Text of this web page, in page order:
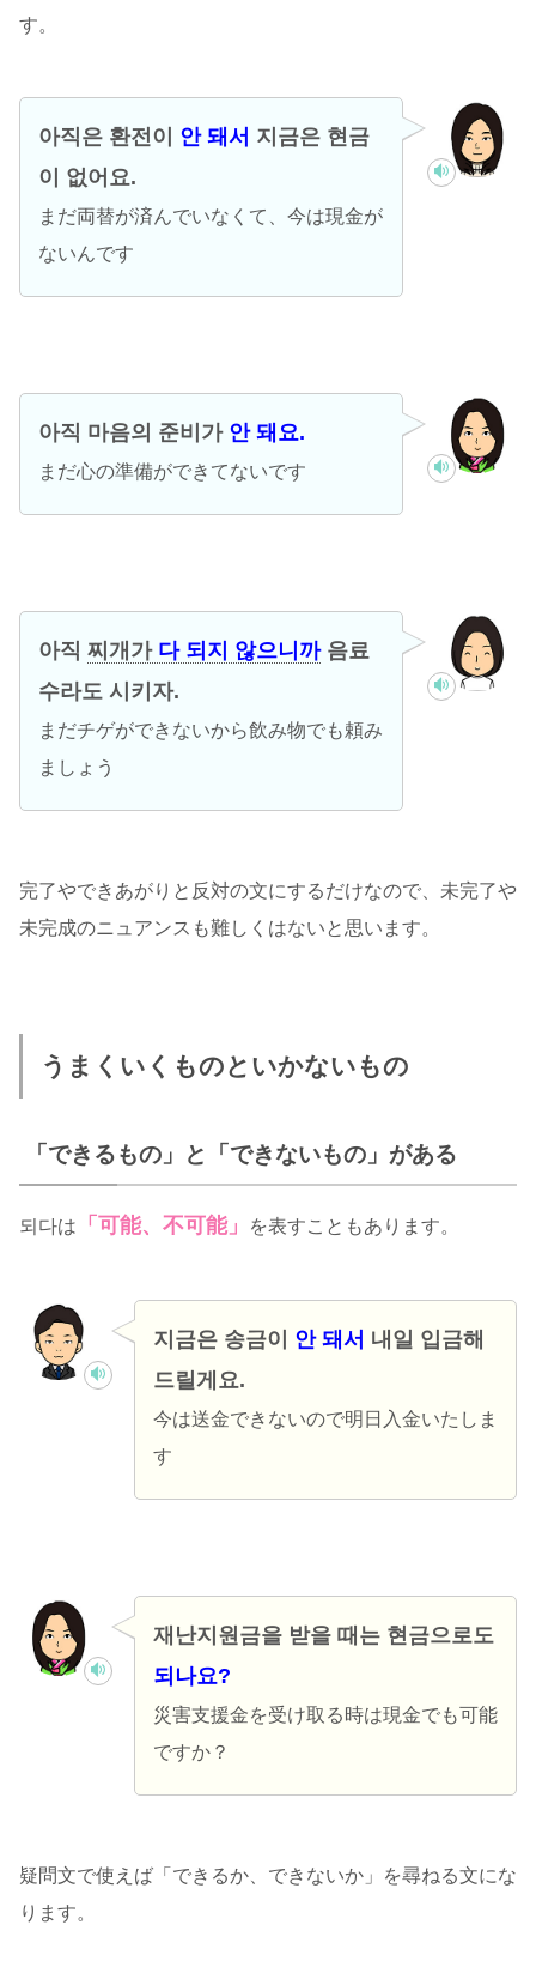
す。
아직은 환전이 안 돼서 지금은 현금
이 없어요.
まだ両替が済んでいなくて、今は現金が
ないんです
아직 마음의 준비가 안 돼요.
まだ心の準備ができてないです
아직 찌개가 다 되지 않으니까음료
수라도 시키자.
まだチゲができないから飲み物でも頼み
ましょう
完了やできあがりと反対の文にするだけなので、未完了や
未完成のニュアンスも難しくはないと思います。
うまくいくものといかないもの
「できるもの」と「できないもの」がある
되다は 「可能、不可能」 を表すこともあります。
지금은 송금이 안 돼서 내일 입금해
드릴게요.
今は送金できないので明日入金いたしま
す
재난지원금을 받을 때는 현금으로도
되나요?
災害支援金を受け取る時は現金でも可能
ですか？
疑問文で使えば「できるか、できないか」を尋ねる文にな
ります。